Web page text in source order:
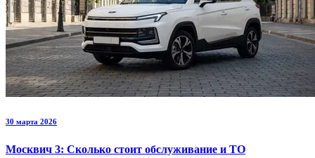
30 марта 2026
Москвич 3: Сколько стоит обслуживание и ТО